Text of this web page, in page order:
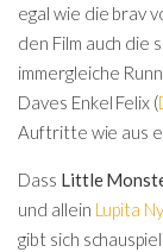
egal wie die brav
den Film auch die
immergleiche
Daves Enkel Felix (
Auftritte wie aus
Dass Little
und allein Lupita
gibt sich